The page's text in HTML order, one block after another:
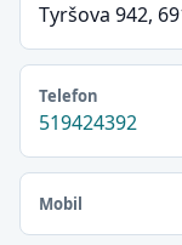
Tyršova 942,
Telefon
519424392
Mobil